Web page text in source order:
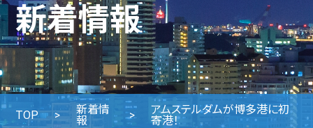
新着情報
TOP
新着情
報
アムステルダムが博多港に初
寄港！